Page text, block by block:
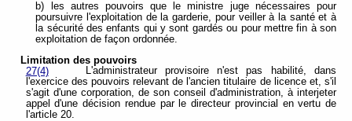
b) les autres pouvoirs que le ministre juge nécessaires pour
poursuivre l'exploitation de la garderie, pour veiller à la santé et à
la sécurité des enfants qui y sont gardés ou pour mettre fin à son
exploitation de façon ordonnée.
Limitation des pouvoirs
27(4)
L'administrateur provisoire n'est pas habilité, dans
l'exercice des pouvoirs relevant de l'ancien titulaire de licence et, s'il
s'agit d'une corporation, de son conseil d'administration, à interjeter
appel d'une décision rendue par le directeur provincial en vertu de
l'article 20.